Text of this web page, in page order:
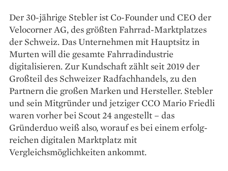
Der 30-jährige Stebler ist Co-Founder und CEO der
Velo­corner AG, des größten Fahrrad-Marktplatzes
der Schweiz. Das Unternehmen mit Hauptsitz in
Murten will die gesamte Fahrrad­industrie
digitalisieren. Zur Kundschaft zählt seit 2019 der
Großteil des Schweizer Radfachhandels, zu den
Partnern die großen Marken und Hersteller. Stebler
und sein Mitgründer und jetziger CCO Mario Friedli
waren vorher bei Scout 24 angestellt – das
Gründerduo weiß also, worauf es bei einem erfolg­
reichen digitalen Marktplatz mit
Vergleichsmöglichkeiten ankommt.